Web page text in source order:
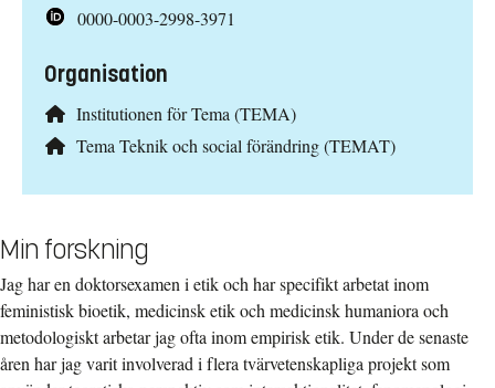
0000-0003-2998-3971
Organisation
Institutionen för Tema (TEMA)
Tema Teknik och social förändring (TEMAT)
Min forskning
Jag har en doktorsexamen i etik och har specifikt arbetat inom
feministisk bioetik, medicinsk etik och medicinsk humaniora och
metodologiskt arbetar jag ofta inom empirisk etik. Under de senaste
åren har jag varit involverad i flera tvärvetenskapliga projekt som